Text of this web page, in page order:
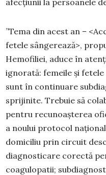
afecțiunii la persoanele
”Tema din acest an –
fetele sângerează>,
Hemofiliei, aduce în
ignorată: femeile și
sunt în continuare
sprijinite. Trebuie să
pentru recunoașterea
a noului protocol
domiciliu prin circuit
diagnosticare corectă
coagulopatii;